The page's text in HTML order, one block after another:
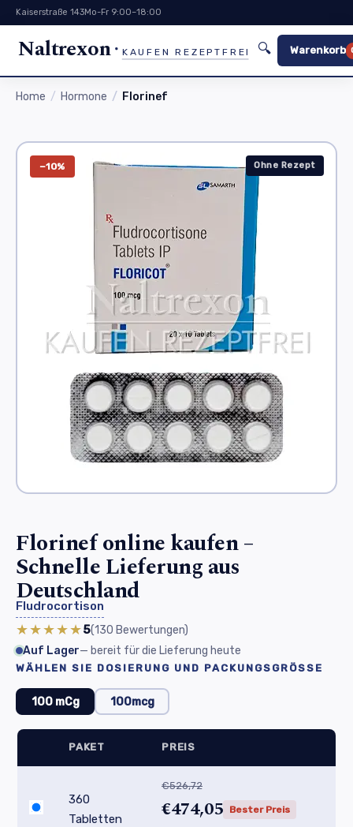
Kaiserstraße 143Mo-Fr 9:00–18:00
Naltrexon KAUFEN REZEPTFREI 🔍 Warenkorb
Home Hormone Florinef
−10% Ohne Rezept
Florinef online kaufen –
Schnelle Lieferung aus
Deutschland
Fludrocortison
★★★★★5(130 Bewertungen)
Auf Lager— bereit für die Lieferung heute
WÄHLEN SIE DOSIERUNG UND PACKUNGSGRÖSSE
100 mCg 100mcg
PAKET PREIS
360
Tabletten
€526,72
€474,05 Bester Preis